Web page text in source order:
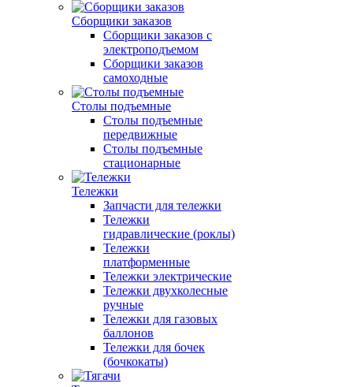
Сборщики заказов
Сборщики заказов с
электроподъемом
Сборщики заказов
самоходные
Столы подъемные
Столы подъемные
передвижные
Столы подъемные
стационарные
Тележки
Запчасти для тележки
Тележки
гидравлические (роклы)
Тележки
платформенные
Тележки электрические
Тележки двухколесные
ручные
Тележки для газовых
баллонов
Тележки для бочек
(бочкокаты)